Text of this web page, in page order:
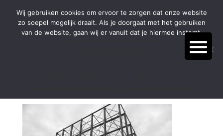
BEL:(038) 385 54 66
Wij gebruiken cookies om ervoor te zorgen dat onze website
zo soepel mogelijk draait. Als je doorgaat met het gebruiken
van de website, gaan wij er vanuit dat je hiermee instemt.